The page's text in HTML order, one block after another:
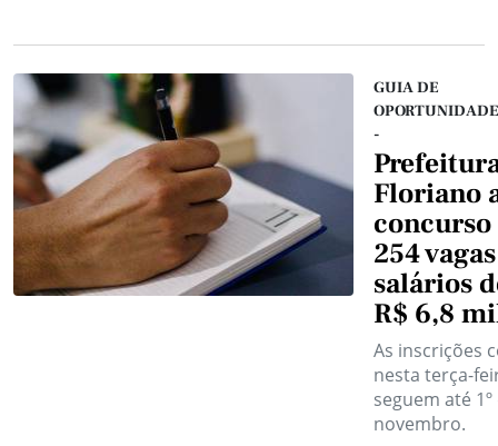
GUIA DE
-
Floriano
254
salários
R$ 6,8
As inscrições
nesta terça-
seguem até 1º
novembro.